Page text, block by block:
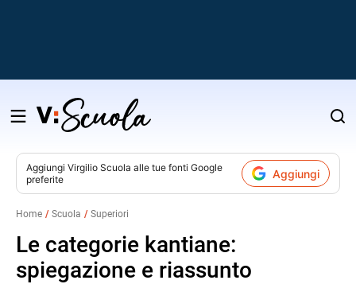
Salta
contenuto
Aggiungi Virgilio Scuola alle tue fonti Google
preferite
Aggiungi
Home Scuola Superiori
Le categorie kantiane:
spiegazione e riassunto